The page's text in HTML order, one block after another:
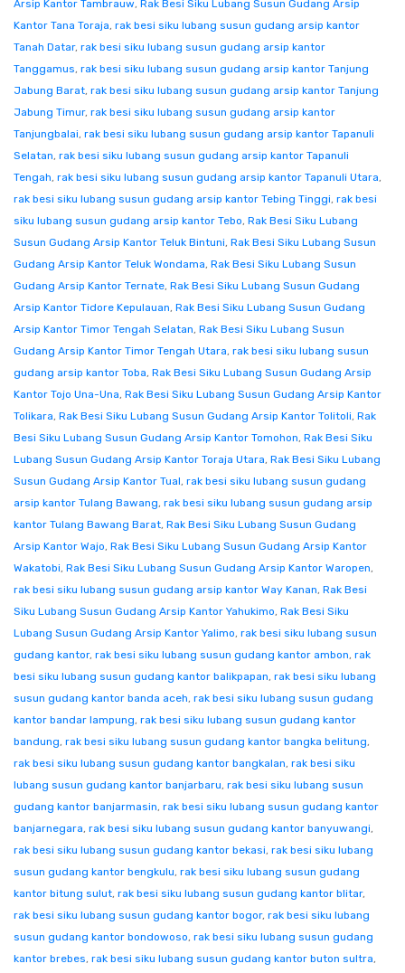
Arsip Kantor Tambrauw, Rak Besi Siku Lubang Susun Gudang Arsip
Kantor Tana Toraja, rak besi siku lubang susun gudang arsip kantor
Tanah Datar, rak besi siku lubang susun gudang arsip kantor
Tanggamus, rak besi siku lubang susun gudang arsip kantor Tanjung
Jabung Barat, rak besi siku lubang susun gudang arsip kantor Tanjung
Jabung Timur, rak besi siku lubang susun gudang arsip kantor
Tanjungbalai, rak besi siku lubang susun gudang arsip kantor Tapanuli
Selatan, rak besi siku lubang susun gudang arsip kantor Tapanuli
Tengah, rak besi siku lubang susun gudang arsip kantor Tapanuli Utara,
rak besi siku lubang susun gudang arsip kantor Tebing Tinggi, rak besi
siku lubang susun gudang arsip kantor Tebo, Rak Besi Siku Lubang
Susun Gudang Arsip Kantor Teluk Bintuni, Rak Besi Siku Lubang Susun
Gudang Arsip Kantor Teluk Wondama, Rak Besi Siku Lubang Susun
Gudang Arsip Kantor Ternate, Rak Besi Siku Lubang Susun Gudang
Arsip Kantor Tidore Kepulauan, Rak Besi Siku Lubang Susun Gudang
Arsip Kantor Timor Tengah Selatan, Rak Besi Siku Lubang Susun
Gudang Arsip Kantor Timor Tengah Utara, rak besi siku lubang susun
gudang arsip kantor Toba, Rak Besi Siku Lubang Susun Gudang Arsip
Kantor Tojo Una-Una, Rak Besi Siku Lubang Susun Gudang Arsip Kantor
Tolikara, Rak Besi Siku Lubang Susun Gudang Arsip Kantor Tolitoli, Rak
Besi Siku Lubang Susun Gudang Arsip Kantor Tomohon, Rak Besi Siku
Lubang Susun Gudang Arsip Kantor Toraja Utara, Rak Besi Siku Lubang
Susun Gudang Arsip Kantor Tual, rak besi siku lubang susun gudang
arsip kantor Tulang Bawang, rak besi siku lubang susun gudang arsip
kantor Tulang Bawang Barat, Rak Besi Siku Lubang Susun Gudang
Arsip Kantor Wajo, Rak Besi Siku Lubang Susun Gudang Arsip Kantor
Wakatobi, Rak Besi Siku Lubang Susun Gudang Arsip Kantor Waropen,
rak besi siku lubang susun gudang arsip kantor Way Kanan, Rak Besi
Siku Lubang Susun Gudang Arsip Kantor Yahukimo, Rak Besi Siku
Lubang Susun Gudang Arsip Kantor Yalimo, rak besi siku lubang susun
gudang kantor, rak besi siku lubang susun gudang kantor ambon, rak
besi siku lubang susun gudang kantor balikpapan, rak besi siku lubang
susun gudang kantor banda aceh, rak besi siku lubang susun gudang
kantor bandar lampung, rak besi siku lubang susun gudang kantor
bandung, rak besi siku lubang susun gudang kantor bangka belitung,
rak besi siku lubang susun gudang kantor bangkalan, rak besi siku
lubang susun gudang kantor banjarbaru, rak besi siku lubang susun
gudang kantor banjarmasin, rak besi siku lubang susun gudang kantor
banjarnegara, rak besi siku lubang susun gudang kantor banyuwangi,
rak besi siku lubang susun gudang kantor bekasi, rak besi siku lubang
susun gudang kantor bengkulu, rak besi siku lubang susun gudang
kantor bitung sulut, rak besi siku lubang susun gudang kantor blitar,
rak besi siku lubang susun gudang kantor bogor, rak besi siku lubang
susun gudang kantor bondowoso, rak besi siku lubang susun gudang
kantor brebes, rak besi siku lubang susun gudang kantor buton sultra,